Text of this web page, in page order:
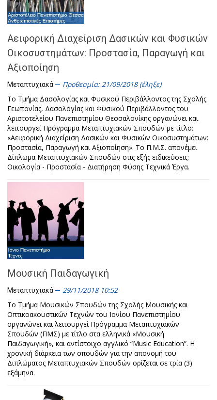
Αειφορική Διαχείριση Δασικών και Φυσικών
Οικοσυστημάτων: Προστασία, Παραγωγή και
Αξιοποίηση
Μεταπτυχιακά
Προθεσμία: 21/09/2018 (έληξε)
Το Τμήμα Δασολογίας και Φυσικού Περιβάλλοντος της Σχολής
Γεωπονίας, Δασολογίας και Φυσικού Περιβάλλοντος του
Αριστοτελείου Πανεπιστημίου Θεσσαλονίκης οργανώνει και
λειτουργεί Πρόγραμμα Μεταπτυχιακών Σπουδών με τίτλο:
«Αειφορική Διαχείριση Δασικών και Φυσικών Οικοσυστημάτων:
Προστασία, Παραγωγή και Αξιοποίηση». Το Π.Μ.Σ. απονέμει
Δίπλωμα Μεταπτυχιακών Σπουδών στις εξής ειδικεύσεις:
Οικολογία - Προστασία - Διατήρηση Φύσης Τεχνικά Έργα.
Μουσική Παιδαγωγική
Μεταπτυχιακά
29/11/2018 10:52
Τo Τμήμα Μουσικών Σπουδών της Σχολής Μουσικής και
Οπτικοακουστικών Τεχνών του Ιονίου Πανεπιστημίου
οργανώνει και λειτουργεί Πρόγραμμα Μεταπτυχιακών
Σπουδών (ΠΜΣ) με τίτλο στα ελληνικά «Μουσική
Παιδαγωγική», και αντίστοιχο αγγλικό “Music Education”. Η
χρονική διάρκεια των σπουδών για την απονομή του
Διπλώματος Μεταπτυχιακών Σπουδών ορίζεται σε τρία (3)
εξάμηνα.